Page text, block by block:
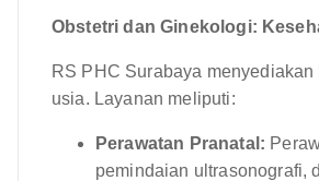
Obstetri dan Ginekologi:
RS PHC Surabaya
usia. Layanan meliputi:
Perawatan Pranatal:
pemindaian ultrasonografi,